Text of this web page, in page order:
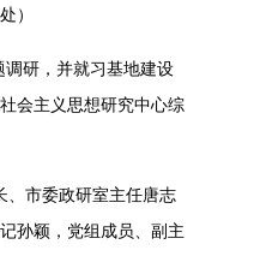
）
研，并就习基地建设
会主义思想研究中心综
、市委政研室主任唐志
孙颖，党组成员、副主